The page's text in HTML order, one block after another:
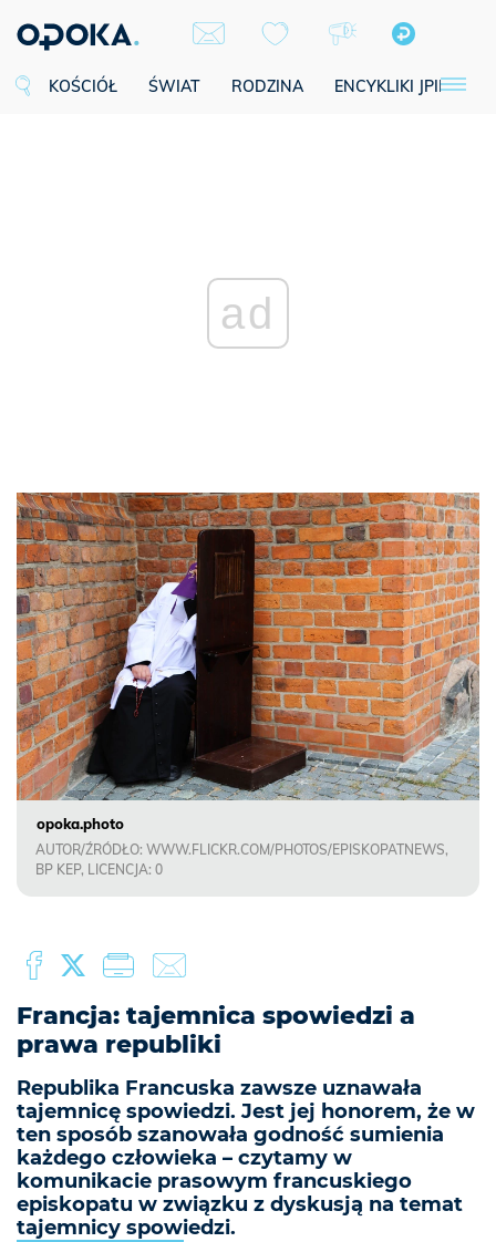
KOŚCIÓŁ ŚWIAT RODZINA ENCYKLIKI JPII
ad
opoka.photo
AUTOR/ŹRÓDŁO: WWW.FLICKR.COM/PHOTOS/EPISKOPATNEWS,
BP KEP, LICENCJA: 0
Francja: tajemnica spowiedzi a
prawa republiki
Republika Francuska zawsze uznawała
tajemnicę spowiedzi. Jest jej honorem, że w
ten sposób szanowała godność sumienia
każdego człowieka – czytamy w
komunikacie prasowym francuskiego
episkopatu w związku z dyskusją na temat
tajemnicy spowiedzi.